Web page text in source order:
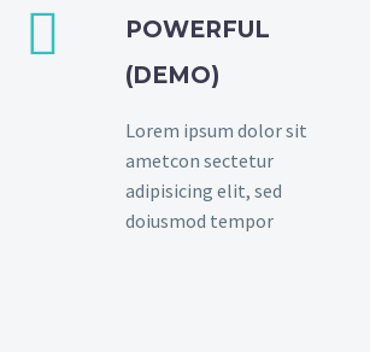


POWERFUL
(DEMO)
Lorem ipsum dolor sit
ametcon sectetur
adipisicing elit, sed
doiusmod tempor